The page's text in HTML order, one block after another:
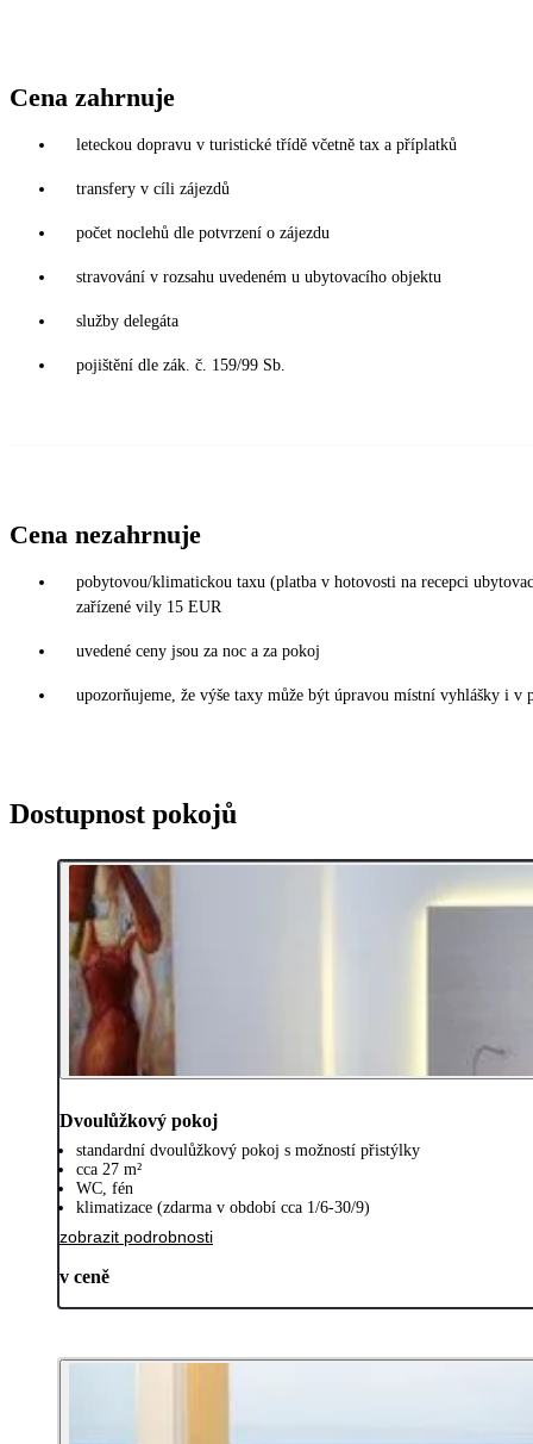
Cena zahrnuje
leteckou dopravu v turistické třídě včetně tax a příplatků
transfery v cíli zájezdů
počet noclehů dle potvrzení o zájezdu
stravování v rozsahu uvedeném u ubytovacího objektu
služby delegáta
pojištění dle zák. č. 159/99 Sb.
Cena nezahrnuje
pobytovou/klimatickou taxu (platba v hotovosti na recepci
zařízené vily 15 EUR
uvedené ceny jsou za noc a za pokoj
upozorňujeme, že výše taxy může být úpravou místní vyhlášky i
Dostupnost pokojů
Dvoulůžkový pokoj
standardní dvoulůžkový pokoj s možností přistýlky
cca 27 m²
WC, fén
klimatizace (zdarma v období cca 1/6-30/9)
zobrazit podrobnosti
v ceně